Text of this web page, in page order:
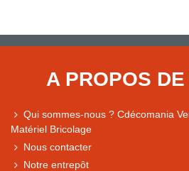
A PROPOS
Qui sommes-nous ? Cdécomania
Matériel Bricolage
Nous contacter
Notre entrepôt